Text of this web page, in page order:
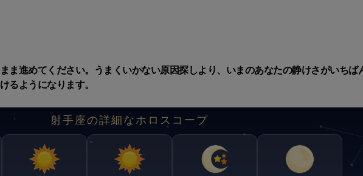
ま進めてください。うまくいかない原因探しより、いまのあなたの静けさがいちば
るようになります。
射手座の詳細なホロスコープ